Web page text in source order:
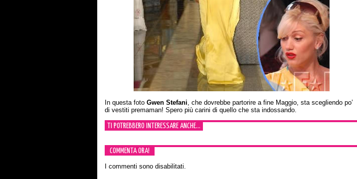
In questa foto Gwen Stefani, che dovrebbe partorire a fine Maggio, sta scegliendo po’
di vestiti premaman! Spero più carini di quello che sta indossando.
TI POTREBBERO INTERESSARE ANCHE...
COMMENTA ORA!
I commenti sono disabilitati.